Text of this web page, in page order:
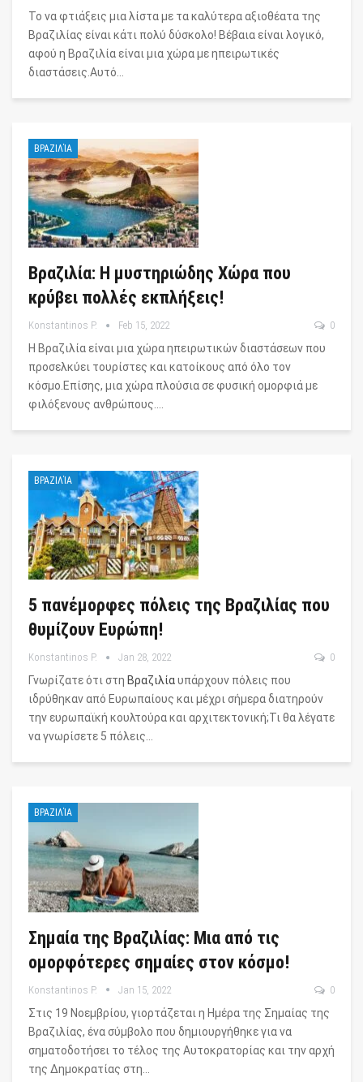
Το να φτιάξεις μια λίστα με τα καλύτερα αξιοθέατα της
Βραζιλίας είναι κάτι πολύ δύσκολο! Βέβαια είναι λογικό,
αφού η Βραζιλία είναι μια χώρα με ηπειρωτικές
διαστάσεις.Αυτό…
ΒΡΑΖΙΛΊΑ
Βραζιλία: Η μυστηριώδης Χώρα που
κρύβει πολλές εκπλήξεις!
Konstantinos P. Feb 15, 2022 0
Η Βραζιλία είναι μια χώρα ηπειρωτικών διαστάσεων που
προσελκύει τουρίστες και κατοίκους από όλο τον
κόσμο.Επίσης, μια χώρα πλούσια σε φυσική ομορφιά με
φιλόξενους ανθρώπους.…
ΒΡΑΖΙΛΊΑ
5 πανέμορφες πόλεις της Βραζιλίας που
θυμίζουν Ευρώπη!
Konstantinos P. Jan 28, 2022 0
Γνωρίζατε ότι στη Βραζιλίαυπάρχουν πόλεις που
ιδρύθηκαν από Ευρωπαίους και μέχρι σήμερα διατηρούν
την ευρωπαϊκή κουλτούρα και αρχιτεκτονική;Τι θα λέγατε
να γνωρίσετε 5 πόλεις…
ΒΡΑΖΙΛΊΑ
Σημαία της Βραζιλίας: Μια από τις
ομορφότερες σημαίες στον κόσμο!
Konstantinos P. Jan 15, 2022 0
Στις 19 Νοεμβρίου, γιορτάζεται η Ημέρα της Σημαίας της
Βραζιλίας, ένα σύμβολο που δημιουργήθηκε για να
σηματοδοτήσει το τέλος της Αυτοκρατορίας και την αρχή
της Δημοκρατίας στη…